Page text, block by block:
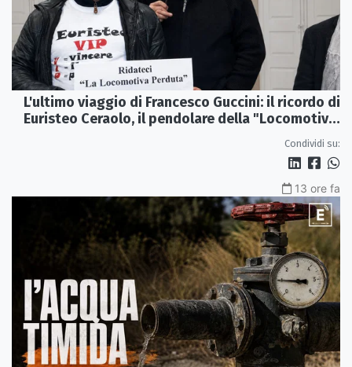
L'ultimo viaggio di Francesco Guccini: il ricordo di
Euristeo Ceraolo, il pendolare della "Locomotiva
Condividi su:
13 ore fa